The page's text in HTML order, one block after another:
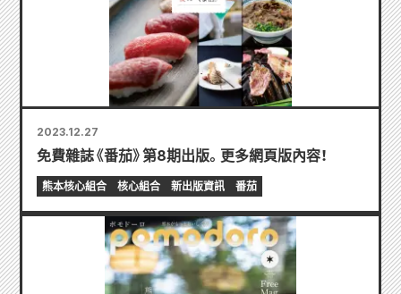
2023.12.27
免費雜誌《番茄》第8期出版。更多網頁版內容！
熊本核心組合 核心組合 新出版資訊 番茄